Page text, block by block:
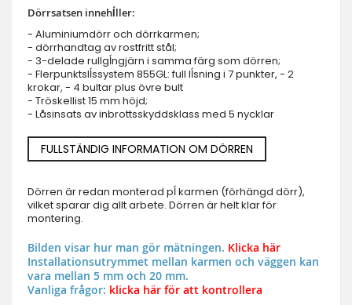
Dörrsatsen innehĺller:
- Aluminiumdörr och dörrkarmen;
- dörrhandtag av rostfritt stål;
- 3-delade rullgĺngjärn i samma färg som dörren;
- Flerpunktslĺssystem 855GL: full lĺsning i 7 punkter, - 2
krokar, - 4 bultar plus övre bult
- Tröskellist 15 mm höjd;
- Låsinsats av inbrottsskyddsklass med 5 nycklar
FULLSTÄNDIG INFORMATION OM DÖRREN
Dörren är redan monterad pĺ karmen (förhängd dörr),
vilket sparar dig allt arbete. Dörren är helt klar för
montering.
Bilden visar hur man gör mätningen. Klicka här
Installationsutrymmet mellan karmen och väggen kan
vara mellan 5 mm och 20 mm.
Vanliga frågor: klicka här för att kontrollera